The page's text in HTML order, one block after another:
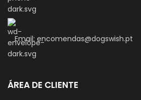
Email: encomendas@dogswish.pt
ÁREA DE CLIENTE